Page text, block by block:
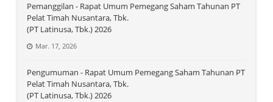
Pemanggilan - Rapat Umum Pemegang Saham Tahunan PT
Pelat Timah Nusantara, Tbk.
(PT Latinusa, Tbk.) 2026
Mar. 17, 2026
Pengumuman - Rapat Umum Pemegang Saham Tahunan PT
Pelat Timah Nusantara, Tbk.
(PT Latinusa, Tbk.) 2026